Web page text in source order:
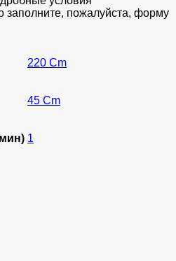
заполните, пожалуйста, форму
220 Cm
45 Cm
1